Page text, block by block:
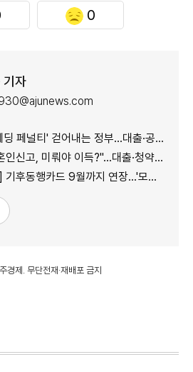
0
기자
' 걷어내는 정부…대출·공공임대 불이익 줄인다
, 미뤄야 이득?"…대출·청약·세금 따져보니
9월까지 연장…'모두의카드' 갈아탈 땐 혜택 따져야
제. 무단전재·재배포 금지